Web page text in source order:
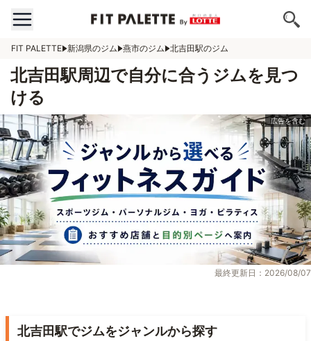
FIT PALETTE 新潟県のジム 燕市のジム 北吉田駅のジム
北吉田駅周辺で自分に合うジムを見つ
ける
最終更新日：2026/08/07
北吉田駅でジムをジャンルから探す